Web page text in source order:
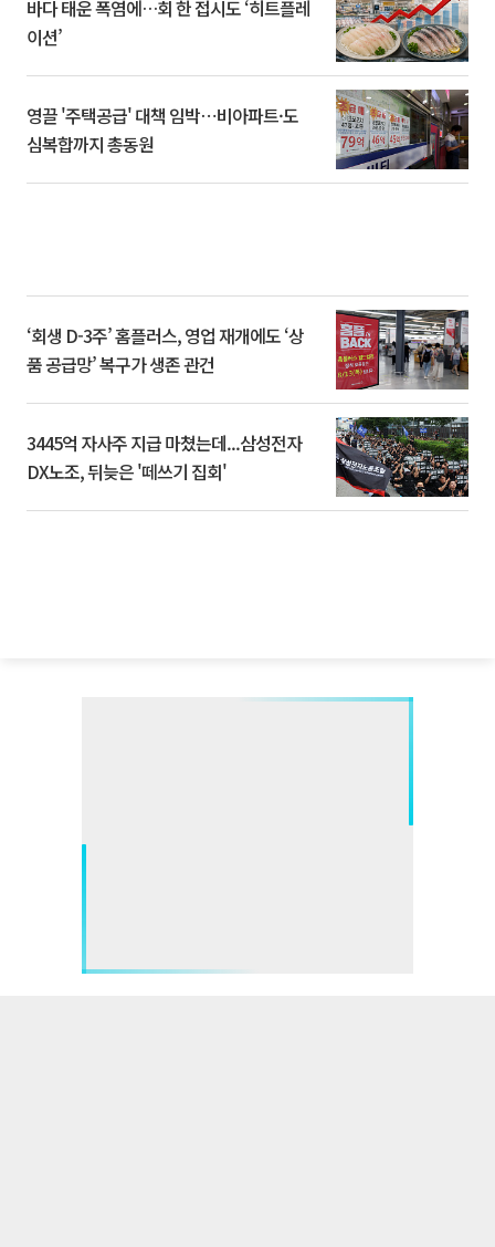
바다 태운 폭염에…회 한 접시도 ‘히트플레
이션’
영끌 '주택공급' 대책 임박⋯비아파트·도
심복합까지 총동원
‘회생 D-3주’ 홈플러스, 영업 재개에도 ‘상
품 공급망’ 복구가 생존 관건
3445억 자사주 지급 마쳤는데...삼성전자
DX노조, 뒤늦은 '떼쓰기 집회'